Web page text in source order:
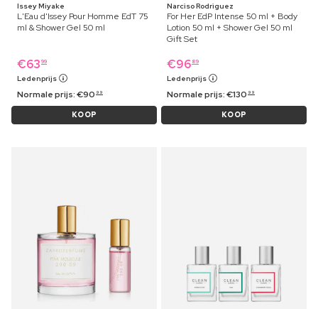
Issey Miyake
L'Eau d'Issey Pour Homme EdT 75
ml & Shower Gel 50 ml
€63 99
Ledenprijs
Normale prijs:€90 99
KOOP
Narciso Rodriguez
For Her EdP Intense 50 ml + Body
Lotion 50 ml + Shower Gel 50 ml
Gift Set
€96 89
Ledenprijs
Normale prijs:€130 99
KOOP